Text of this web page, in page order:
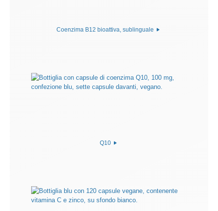
Coenzima B12 bioattiva, sublinguale
Q10